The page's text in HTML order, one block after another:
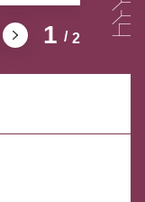
1 2